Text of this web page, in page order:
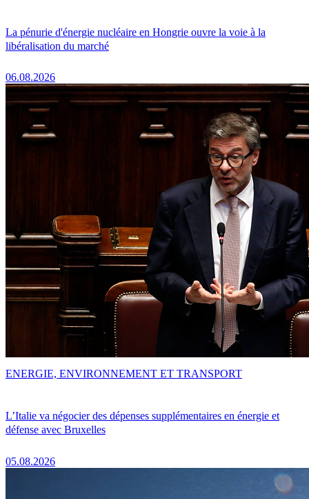
La pénurie d'énergie nucléaire en Hongrie ouvre la voie à la
libéralisation du marché
06.08.2026
L’Italie va négocier des dépenses supplémentaires en énergie et
défense avec Bruxelles
05.08.2026
ENERGIE, ENVIRONNEMENT ET TRANSPORT